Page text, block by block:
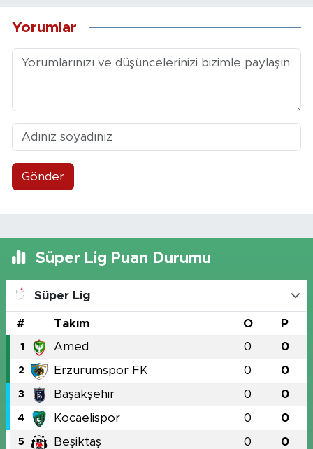
Yorumlar
Gönder
Süper Lig Puan Durumu
Süper Lig
# Takım O P
1 Amed 0 0
2 Erzurumspor FK 0 0
3 Başakşehir 0 0
4 Kocaelispor 0 0
5 Beşiktaş 0 0